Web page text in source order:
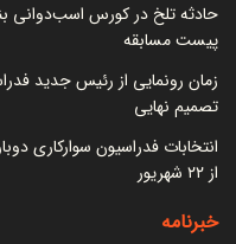
حادثه تلخ در کورس اسب‌دوانی
پیست مسابقه
تصمیم نهایی
انتخابات فدراسیون سوارکاری
از ۲۲ شهریور
خبرنامه